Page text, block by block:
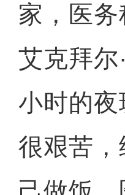
家，医
艾克拜
小时的
很艰苦